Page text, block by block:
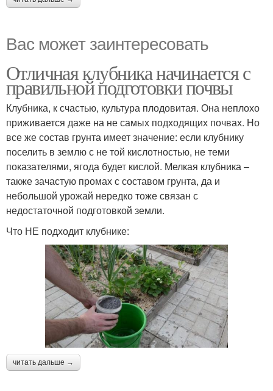
Вас может заинтересовать
Отличная клубника начинается с
правильной подготовки почвы
Клубника, к счастью, культура плодовитая. Она неплохо
приживается даже на не самых подходящих почвах. Но
все же состав грунта имеет значение: если клубнику
поселить в землю с не той кислотностью, не теми
показателями, ягода будет кислой. Мелкая клубника –
также зачастую промах с составом грунта, да и
небольшой урожай нередко тоже связан с
недостаточной подготовкой земли.
Что НЕ подходит клубнике:
читать дальше →